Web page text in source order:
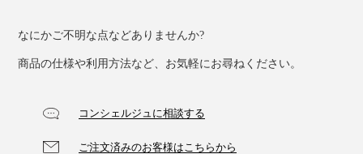
なにかご不明な点などありませんか?
商品の仕様や利用方法など、お気軽にお尋ねください。
コンシェルジュに相談する
ご注文済みのお客様はこちらから